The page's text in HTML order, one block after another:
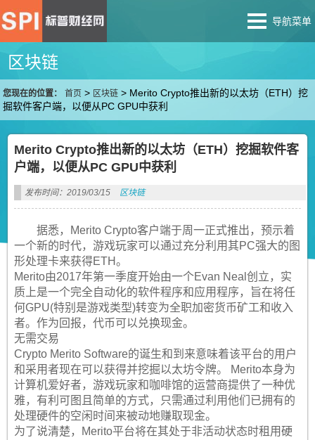
导航菜单
区块链
您现在的位置： 首页 > 区块链 > Merito Crypto推出新的以太坊（ETH）挖
掘软件客户端，以便从PC GPU中获利
Merito Crypto推出新的以太坊（ETH）挖掘软件客
户端，以便从PC GPU中获利
发布时间：2019/03/15 区块链
据悉，Merito Crypto客户端于周一正式推出，预示着
一个新的时代，游戏玩家可以通过充分利用其PC强大的图
形处理卡来获得ETH。
Merito由2017年第一季度开始由一个Evan Neal创立，实
质上是一个完全自动化的软件程序和应用程序，旨在将任
何GPU(特别是游戏类型)转变为全职加密货币矿工和收入
者。作为回报，代币可以兑换现金。
无需交易
Crypto Merito Software的诞生和到来意味着该平台的用户
和采用者现在可以获得并挖掘以太坊令牌。 Merito本身为
计算机爱好者，游戏玩家和咖啡馆的运营商提供了一种优
雅，有利可图且简单的方式，只需通过利用他们已拥有的
处理硬件的空闲时间来被动地赚取现金。
为了说清楚，Merito平台将在其处于非活动状态时租用硬